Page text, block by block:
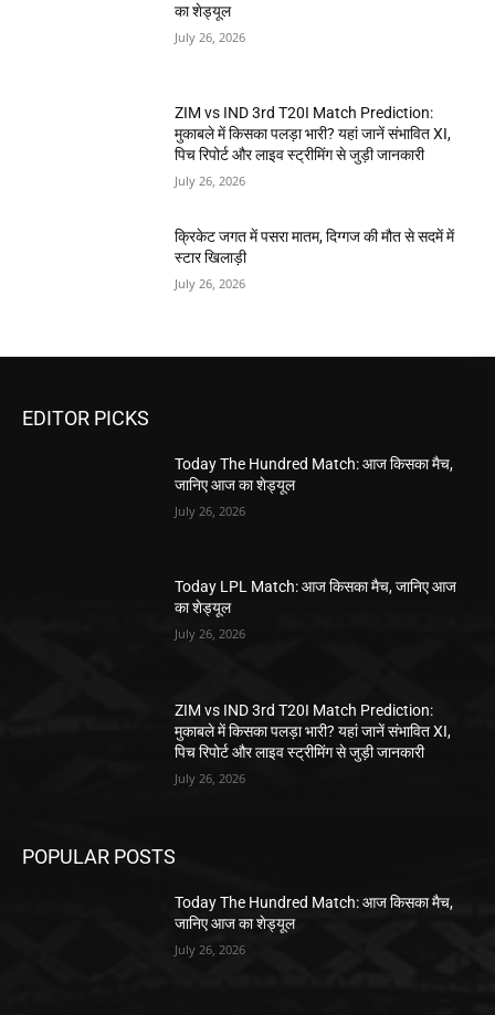
का शेड्यूल
July 26, 2026
ZIM vs IND 3rd T20I Match Prediction:
मुकाबले में किसका पलड़ा भारी? यहां जानें संभावित XI,
पिच रिपोर्ट और लाइव स्ट्रीमिंग से जुड़ी जानकारी
July 26, 2026
क्रिकेट जगत में पसरा मातम, दिग्गज की मौत से सदमें में
स्टार खिलाड़ी
July 26, 2026
EDITOR PICKS
Today The Hundred Match: आज किसका मैच,
जानिए आज का शेड्यूल
July 26, 2026
Today LPL Match: आज किसका मैच, जानिए आज
का शेड्यूल
July 26, 2026
ZIM vs IND 3rd T20I Match Prediction:
मुकाबले में किसका पलड़ा भारी? यहां जानें संभावित XI,
पिच रिपोर्ट और लाइव स्ट्रीमिंग से जुड़ी जानकारी
July 26, 2026
POPULAR POSTS
Today The Hundred Match: आज किसका मैच,
जानिए आज का शेड्यूल
July 26, 2026